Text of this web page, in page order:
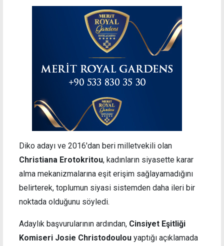
Diko adayı ve 2016'dan beri milletvekili olan
Christiana Erotokritou, kadınların siyasette karar
alma mekanizmalarına eşit erişim sağlayamadığını
belirterek, toplumun siyasi sistemden daha ileri bir
noktada olduğunu söyledi.
Adaylık başvurularının ardından, Cinsiyet Eşitliği
Komiseri Josie Christodoulou yaptığı açıklamada